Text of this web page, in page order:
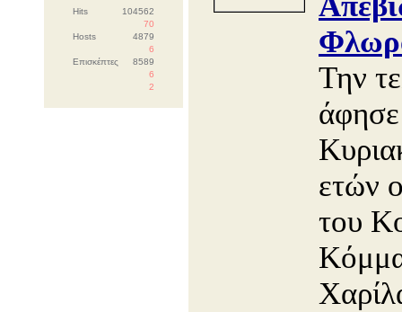
Hits
104562
70
Hosts
4879
6
Επισκέπτες
8589
6
2
Την
ετών
του